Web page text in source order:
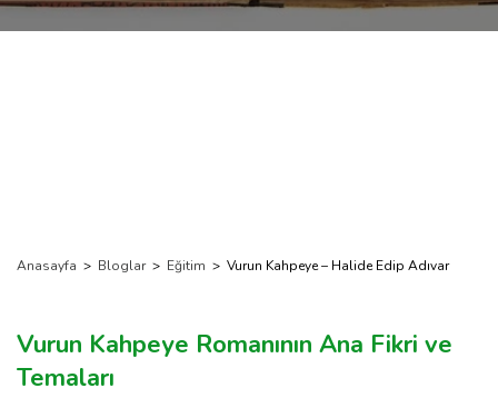
Anasayfa > Bloglar > Eğitim > Vurun Kahpeye – Halide Edip Adıvar
Vurun Kahpeye Romanının Ana Fikri ve
Temaları